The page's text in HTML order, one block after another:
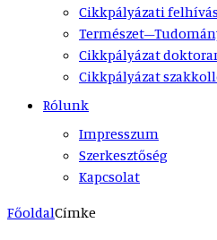
Cikkpályázati
Cikkpályázat
Cikkpályázat
Rólunk
Impresszum
Szerkesztőség
Kapcsolat
FőoldalCímke